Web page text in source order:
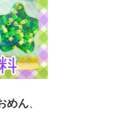
めん